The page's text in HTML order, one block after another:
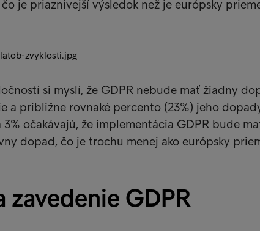
je priaznivejší výsledok než je európsky
si myslí, že GDPR nebude mať žiadny
a približne rovnaké percento (23%) jeho
očakávajú, že implementácia GDPR bude
dopad, čo je trochu menej ako európsky
zavedenie GDPR